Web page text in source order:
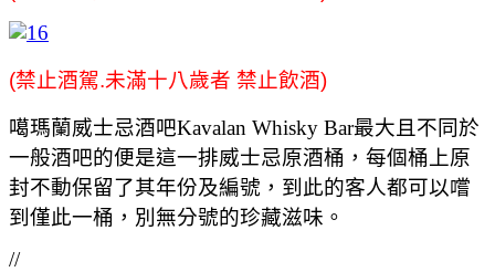
(禁止酒駕.未滿十八歲者 禁止飲酒)
噶瑪蘭威士忌酒吧Kavalan Whisky Bar最大且不同於
一般酒吧的便是這一排威士忌原酒桶，每個桶上原
封不動保留了其年份及編號，到此的客人都可以嚐
到僅此一桶，別無分號的珍藏滋味。
//